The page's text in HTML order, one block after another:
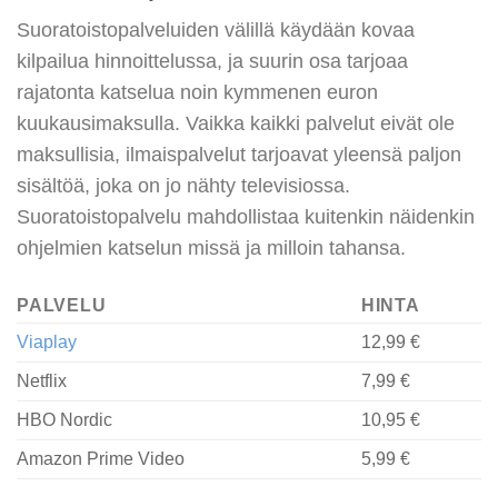
Suoratoistopalveluiden välillä käydään kovaa
kilpailua hinnoittelussa, ja suurin osa tarjoaa
rajatonta katselua noin kymmenen euron
kuukausimaksulla. Vaikka kaikki palvelut eivät ole
maksullisia, ilmaispalvelut tarjoavat yleensä paljon
sisältöä, joka on jo nähty televisiossa.
Suoratoistopalvelu mahdollistaa kuitenkin näidenkin
ohjelmien katselun missä ja milloin tahansa.
PALVELU
HINTA
Viaplay
12,99 €
Netflix 7,99 €
HBO Nordic 10,95 €
Amazon Prime Video 5,99 €